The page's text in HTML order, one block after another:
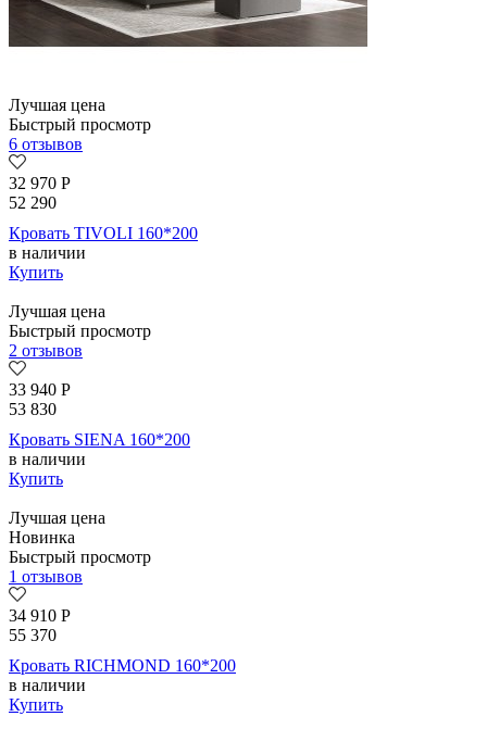
Лучшая цена
Быстрый просмотр
6 отзывов
32 970 Р
52 290
Кровать TIVOLI 160*200
в наличии
Купить
Лучшая цена
Быстрый просмотр
2 отзывов
33 940 Р
53 830
Кровать SIENA 160*200
в наличии
Купить
Лучшая цена
Новинка
Быстрый просмотр
1 отзывов
34 910 Р
55 370
Кровать RICHMOND 160*200
в наличии
Купить